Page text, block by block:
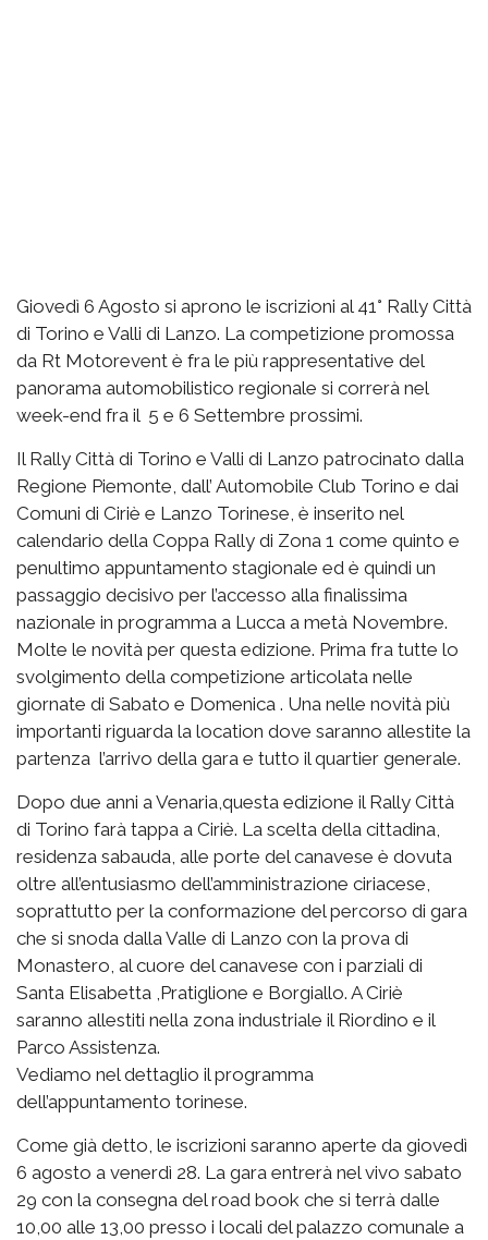
Giovedì 6 Agosto si aprono le iscrizioni al 41° Rally Città
di Torino e Valli di Lanzo. La competizione promossa
da Rt Motorevent è fra le più rappresentative del
panorama automobilistico regionale si correrà nel
week-end fra il 5 e 6 Settembre prossimi.
Il Rally Città di Torino e Valli di Lanzo patrocinato dalla
Regione Piemonte, dall’ Automobile Club Torino e dai
Comuni di Ciriè e Lanzo Torinese, è inserito nel
calendario della Coppa Rally di Zona 1 come quinto e
penultimo appuntamento stagionale ed è quindi un
passaggio decisivo per l’accesso alla finalissima
nazionale in programma a Lucca a metà Novembre.
Molte le novità per questa edizione. Prima fra tutte lo
svolgimento della competizione articolata nelle
giornate di Sabato e Domenica . Una nelle novità più
importanti riguarda la location dove saranno allestite la
partenza l’arrivo della gara e tutto il quartier generale.
Dopo due anni a Venaria,questa edizione il Rally Città
di Torino farà tappa a Ciriè. La scelta della cittadina,
residenza sabauda, alle porte del canavese è dovuta
oltre all’entusiasmo dell’amministrazione ciriacese,
soprattutto per la conformazione del percorso di gara
che si snoda dalla Valle di Lanzo con la prova di
Monastero, al cuore del canavese con i parziali di
Santa Elisabetta ,Pratiglione e Borgiallo. A Ciriè
saranno allestiti nella zona industriale il Riordino e il
Parco Assistenza.
Vediamo nel dettaglio il programma
dell’appuntamento torinese.
Come già detto, le iscrizioni saranno aperte da giovedì
6 agosto a venerdì 28. La gara entrerà nel vivo sabato
29 con la consegna del road book che si terrà dalle
10,00 alle 13,00 presso i locali del palazzo comunale a